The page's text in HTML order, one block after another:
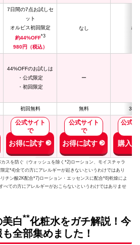
7日間の7点お試しセ
ット
オルビス初回限定
約44%OFF*3
980円（税込）
なし な
44%OFFのお試しは
・公式限定
・初回限定
ー
初回無料 無料 350
公式サイト
で
お得に試す
公式サイト
で
お得に試す
公式
購入
スを防ぐ（ウォッシュを除く*2)ローション、モイスチャラ
定*4)全ての方にアレルギーが起きないというわけではあり
チン酸2K配合*7)ローション・エッセンスに配合*8)乾燥によ
べての方にアレルギーがおこらないというわけではありませ
白**化粧水をガチ解説！今
全部集めました！